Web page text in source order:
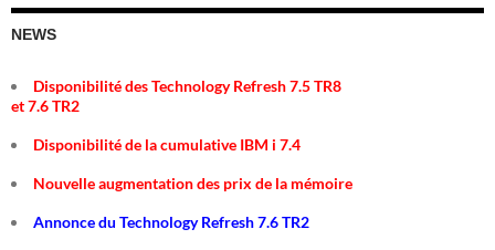
NEWS
Disponibilité des Technology Refresh 7.5 TR8
et 7.6 TR2
Disponibilité de la cumulative IBM i 7.4
Nouvelle augmentation des prix de la mémoire
Annonce du Technology Refresh 7.6 TR2